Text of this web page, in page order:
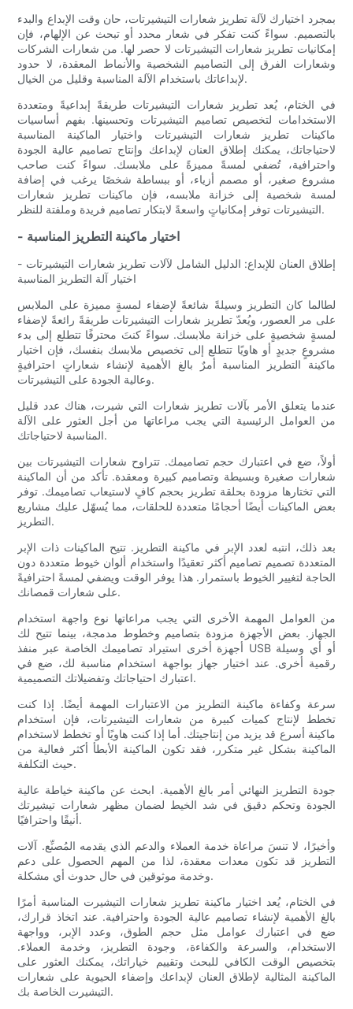
بمجرد اختيارك لآلة تطريز شعارات التيشيرتات، حان وقت الإبداع والبدء
بالتصميم. سواءً كنت تفكر في شعار محدد أو تبحث عن الإلهام، فإن
إمكانيات تطريز شعارات التيشيرتات لا حصر لها. من شعارات الشركات
وشعارات الفرق إلى التصاميم الشخصية والأنماط المعقدة، لا حدود
لإبداعاتك باستخدام الآلة المناسبة وقليل من الخيال.
في الختام، يُعد تطريز شعارات التيشيرتات طريقةً إبداعيةً ومتعددة
الاستخدامات لتخصيص تصاميم التيشيرتات وتحسينها. بفهم أساسيات
ماكينات تطريز شعارات التيشيرتات واختيار الماكينة المناسبة
لاحتياجاتك، يمكنك إطلاق العنان لإبداعك وإنتاج تصاميم عالية الجودة
واحترافية، تُضفي لمسةً مميزةً على ملابسك. سواءً كنت صاحب
مشروع صغير، أو مصمم أزياء، أو ببساطة شخصًا يرغب في إضافة
لمسة شخصية إلى خزانة ملابسه، فإن ماكينات تطريز شعارات
التيشيرتات توفر إمكانياتٍ واسعةً لابتكار تصاميم فريدة وملفتة للنظر.
- اختيار ماكينة التطريز المناسبة
إطلاق العنان للإبداع: الدليل الشامل لآلات تطريز شعارات التيشيرتات -
اختيار آلة التطريز المناسبة
لطالما كان التطريز وسيلةً شائعةً لإضفاء لمسةٍ مميزة على الملابس
على مر العصور، ويُعدّ تطريز شعارات التيشيرتات طريقةً رائعةً لإضفاء
لمسةٍ شخصيةٍ على خزانة ملابسك. سواءً كنتَ محترفًا تتطلع إلى بدء
مشروعٍ جديدٍ أو هاويًا تتطلع إلى تخصيص ملابسك بنفسك، فإن اختيار
ماكينة التطريز المناسبة أمرٌ بالغ الأهمية لإنشاء شعاراتٍ احترافيةٍ
وعالية الجودة على التيشيرتات.
عندما يتعلق الأمر بآلات تطريز شعارات التي شيرت، هناك عدد قليل
من العوامل الرئيسية التي يجب مراعاتها من أجل العثور على الآلة
المناسبة لاحتياجاتك.
أولاً، ضع في اعتبارك حجم تصاميمك. تتراوح شعارات التيشيرتات بين
شعارات صغيرة وبسيطة وتصاميم كبيرة ومعقدة. تأكد من أن الماكينة
التي تختارها مزودة بحلقة تطريز بحجم كافٍ لاستيعاب تصاميمك. توفر
بعض الماكينات أيضًا أحجامًا متعددة للحلقات، مما يُسهّل عليك مشاريع
التطريز.
بعد ذلك، انتبه لعدد الإبر في ماكينة التطريز. تتيح الماكينات ذات الإبر
المتعددة تصميم تصاميم أكثر تعقيدًا واستخدام ألوان خيوط متعددة دون
الحاجة لتغيير الخيوط باستمرار. هذا يوفر الوقت ويضفي لمسةً احترافيةً
على شعارات قمصانك.
من العوامل المهمة الأخرى التي يجب مراعاتها نوع واجهة استخدام
الجهاز. بعض الأجهزة مزودة بتصاميم وخطوط مدمجة، بينما تتيح لك
أجهزة أخرى استيراد تصاميمك الخاصة عبر منفذ USB أو أي وسيلة
رقمية أخرى. عند اختيار جهاز بواجهة استخدام مناسبة لك، ضع في
اعتبارك احتياجاتك وتفضيلاتك التصميمية.
سرعة وكفاءة ماكينة التطريز من الاعتبارات المهمة أيضًا. إذا كنت
تخطط لإنتاج كميات كبيرة من شعارات التيشيرتات، فإن استخدام
ماكينة أسرع قد يزيد من إنتاجيتك. أما إذا كنت هاويًا أو تخطط لاستخدام
الماكينة بشكل غير متكرر، فقد تكون الماكينة الأبطأ أكثر فعالية من
حيث التكلفة.
جودة التطريز النهائي أمر بالغ الأهمية. ابحث عن ماكينة خياطة عالية
الجودة وتحكم دقيق في شد الخيط لضمان مظهر شعارات تيشيرتك
أنيقًا واحترافيًا.
وأخيرًا، لا تنسَ مراعاة خدمة العملاء والدعم الذي يقدمه المُصنِّع. آلات
التطريز قد تكون معدات معقدة، لذا من المهم الحصول على دعم
وخدمة موثوقين في حال حدوث أي مشكلة.
في الختام، يُعد اختيار ماكينة تطريز شعارات التيشيرت المناسبة أمرًا
بالغ الأهمية لإنشاء تصاميم عالية الجودة واحترافية. عند اتخاذ قرارك،
ضع في اعتبارك عوامل مثل حجم الطوق، وعدد الإبر، وواجهة
الاستخدام، والسرعة والكفاءة، وجودة التطريز، وخدمة العملاء.
بتخصيص الوقت الكافي للبحث وتقييم خياراتك، يمكنك العثور على
الماكينة المثالية لإطلاق العنان لإبداعك وإضفاء الحيوية على شعارات
التيشيرت الخاصة بك.